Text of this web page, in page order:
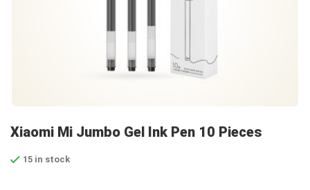
Xiaomi Mi Jumbo Gel Ink Pen 10 Pieces
15 in stock